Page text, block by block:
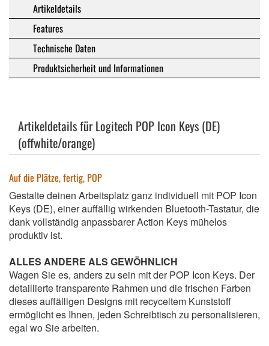
Artikeldetails
Features
Technische Daten
Produktsicherheit und Informationen
Artikeldetails für Logitech POP Icon Keys (DE)
(offwhite/orange)
Auf die Plätze, fertig, POP
Gestalte deinen Arbeitsplatz ganz individuell mit POP Icon
Keys (DE), einer auffällig wirkenden Bluetooth-Tastatur, die
dank vollständig anpassbarer Action Keys mühelos
produktiv ist.
ALLES ANDERE ALS GEWÖHNLICH
Wagen Sie es, anders zu sein mit der POP Icon Keys. Der
detaillierte transparente Rahmen und die frischen Farben
dieses auffälligen Designs mit recyceltem Kunststoff
ermöglicht es Ihnen, jeden Schreibtisch zu personalisieren,
egal wo Sie arbeiten.